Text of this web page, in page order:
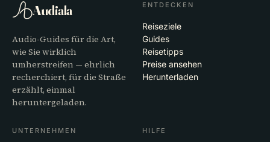
Audiala
Audio-Guides für die Art,
wie Sie wirklich
umherstreifen — ehrlich
recherchiert, für die Straße
erzählt, einmal
heruntergeladen.
ENTDECKEN
Reiseziele
Guides
Reisetipps
Preise ansehen
Herunterladen
UNTERNEHMEN HILFE